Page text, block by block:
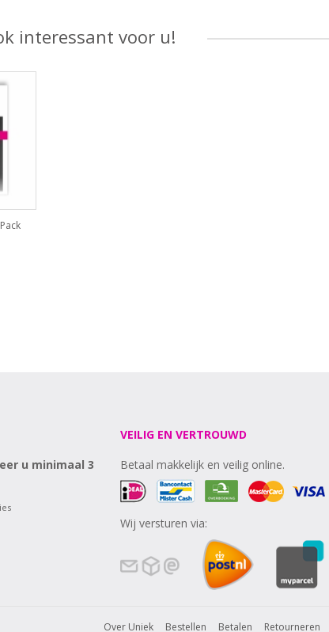
interessant voor u!
u minimaal 3
VEILIG EN VERTROUWD
Betaal makkelijk en veilig online.
Wij versturen via:
Over Uniek Bestellen Betalen Retourneren